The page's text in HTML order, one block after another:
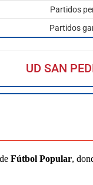
Partidos
Partidos
UD SAN
Fútbol Popular,